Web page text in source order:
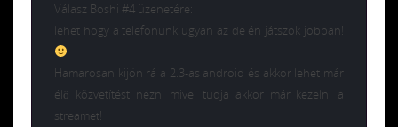
Válasz Boshi #4 üzenetére:
lehet hogy a telefonunk ugyan az de én játszok jobban!
Hamarosan kijön rá a 2.3-as android és akkor lehet már
élő közvetítést nézni mivel tudja akkor már kezelni a
streamet!